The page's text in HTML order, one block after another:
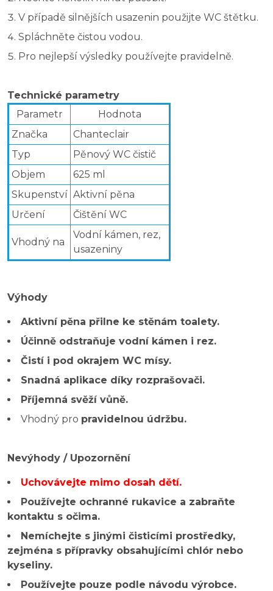
V případě silnějších usazenin použijte WC štětku.
Spláchněte čistou vodou.
Pro nejlepší výsledky používejte pravidelně.
Technické parametry
Parametr
Hodnota
Značka
Chanteclair
Typ
Pěnový WC čistič
Objem
625 ml
Skupenství Aktivní pěna
Určení
Čištění WC
Vhodný na
Vodní kámen, rez,
usazeniny
Výhody
Aktivní pěna přilne ke stěnám toalety.
Účinně odstraňuje vodní kámen i rez.
Čistí i pod okrajem WC mísy.
Snadná aplikace díky rozprašovači.
Příjemná svěží vůně.
Vhodný pro pravidelnou údržbu.
Nevýhody / Upozornění
Uchovávejte mimo dosah dětí.
Používejte ochranné rukavice a zabraňte
kontaktu s očima.
Nemíchejte s jinými čisticími prostředky,
zejména s přípravky obsahujícími chlór nebo
kyseliny.
Používejte pouze podle návodu výrobce.